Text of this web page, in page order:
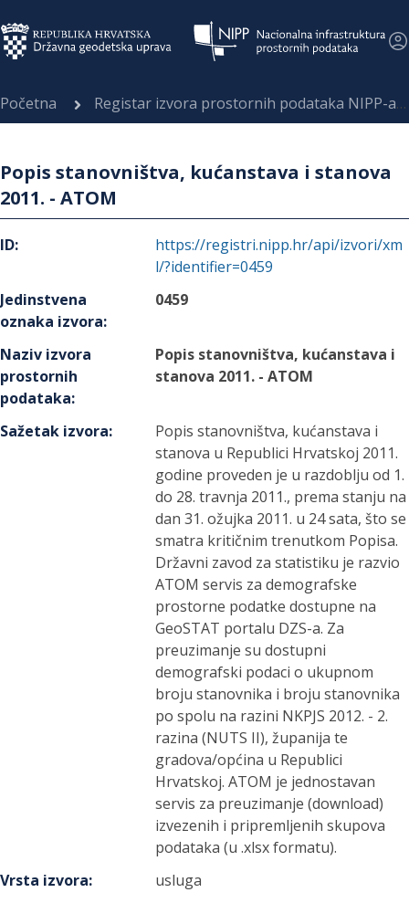
Početna Registar izvora prostornih podataka NIPP-a
Popis stanovništva, kućanstava i stanova
2011. - ATOM
ID:
https://registri.nipp.hr/api/izvori/xm
l/?identifier=0459
Jedinstvena
oznaka izvora:
0459
Naziv izvora
prostornih
podataka:
Popis stanovništva, kućanstava i
stanova 2011. - ATOM
Sažetak izvora:
Popis stanovništva, kućanstava i
stanova u Republici Hrvatskoj 2011.
godine proveden je u razdoblju od 1.
do 28. travnja 2011., prema stanju na
dan 31. ožujka 2011. u 24 sata, što se
smatra kritičnim trenutkom Popisa.
Državni zavod za statistiku je razvio
ATOM servis za demografske
prostorne podatke dostupne na
GeoSTAT portalu DZS-a. Za
preuzimanje su dostupni
demografski podaci o ukupnom
broju stanovnika i broju stanovnika
po spolu na razini NKPJS 2012. - 2.
razina (NUTS II), županija te
gradova/općina u Republici
Hrvatskoj. ATOM je jednostavan
servis za preuzimanje (download)
izvezenih i pripremljenih skupova
podataka (u .xlsx formatu).
Vrsta izvora:
usluga